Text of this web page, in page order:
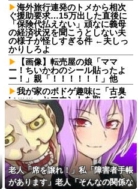
海外旅行連発のトメから相次
ぐ援助要求…15万出した直後に
「保険代払えない」頑なに義母
の経済状況を聞こうとしない夫
の様子が怪しすぎる件 ←夫しっ
かりしろよ
【画像】転売屋の娘「ママ
ー！ちいかわのシール貼ったよ
ー！」親「！！！！！！」他
我が家のボドゲ趣味に「古臭
いｗｗ」とマウントを取ってき
た義弟嫁、謎の対抗心でスマホ
ゲームに100万単位の重課金＆借
金発覚で離婚確定！「お前らが
ボドゲやってるのが悪い」と責
任転嫁してきたんだがｗｗｗｗ
【画像】JSJCの開脚トレーニ
ング、ほぼ性交ｗｗｗｗｗｗｗ
ｗｗｗｗ
【悲報】ドラマ関係者「漫画
老人「席を譲れ！」私「障害者手帳
があります」老人「そんなの関係な